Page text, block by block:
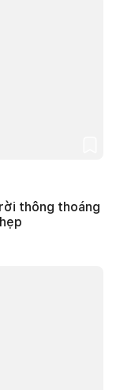
thông thoáng